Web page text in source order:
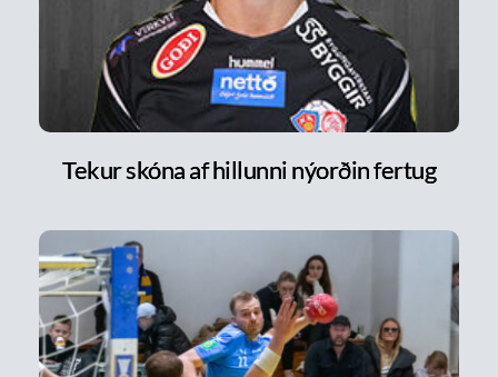
Tekur skóna af hillunni nýorðin fertug